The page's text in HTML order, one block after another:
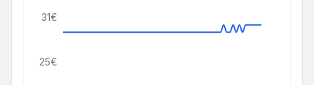
25€
31€